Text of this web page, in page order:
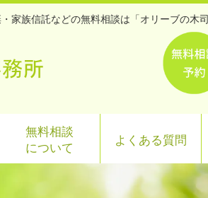
家族信託などの無料相談は「オリーブの木
無料相談
について
よくある質問